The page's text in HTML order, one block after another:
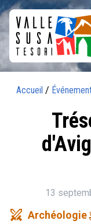
Accueil /
13
swords Archéologie